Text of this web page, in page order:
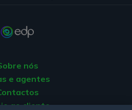
nós
e agentes
ao cliente